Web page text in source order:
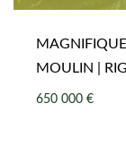
MOULIN |
650 000 €